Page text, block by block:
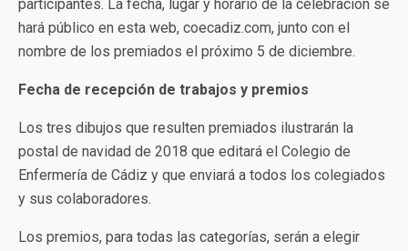
participantes. La fecha, lugar y horario de la celebración se
hará público en esta web, coecadiz.com, junto con el
nombre de los premiados el próximo 5 de diciembre.
Fecha de recepción de trabajos y premios
Los tres dibujos que resulten premiados ilustrarán la
postal de navidad de 2018 que editará el Colegio de
Enfermería de Cádiz y que enviará a todos los colegiados
y sus colaboradores.
Los premios, para todas las categorías, serán a elegir